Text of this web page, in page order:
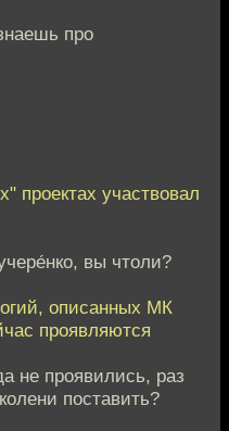
про
проектах участвовал
вы чтоли?
описанных МК
проявляются
не проявились, раз
поставить?